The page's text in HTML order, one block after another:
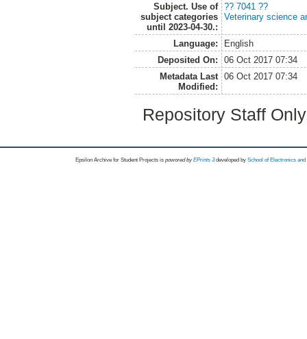
Subject. Use of
subject categories
until 2023-04-30.:
?? 7041 ??
Veterinary science
Language:
English
Deposited On:
06 Oct 2017 07:34
Metadata Last
Modified:
06 Oct 2017 07:34
Repository Staff
Epsilon Archive for Student Projects is powored byEPrints 3 developed by School of Electronics